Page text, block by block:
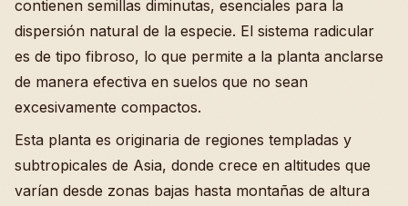
contienen semillas diminutas, esenciales para la
dispersión natural de la especie. El sistema radicular
es de tipo fibroso, lo que permite a la planta anclarse
de manera efectiva en suelos que no sean
excesivamente compactos.
Esta planta es originaria de regiones templadas y
subtropicales de Asia, donde crece en altitudes que
varían desde zonas bajas hasta montañas de altura